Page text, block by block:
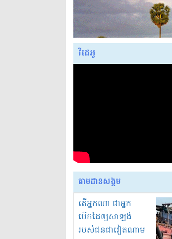
វីដេអូ
តាមដានសង្គម
តើអ្នកណា ជាអ្នក
បើកដៃឲ្យសាឡង់
របស់ជនជាវៀតណាម